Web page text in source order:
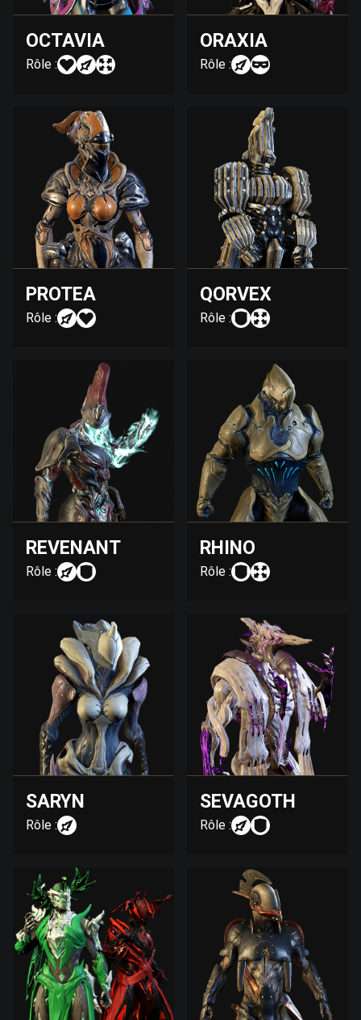
OCTAVIA
Rôle :
ORAXIA
Rôle :
PROTEA
Rôle :
QORVEX
Rôle :
REVENANT
Rôle :
RHINO
Rôle :
SARYN
Rôle :
SEVAGOTH
Rôle :